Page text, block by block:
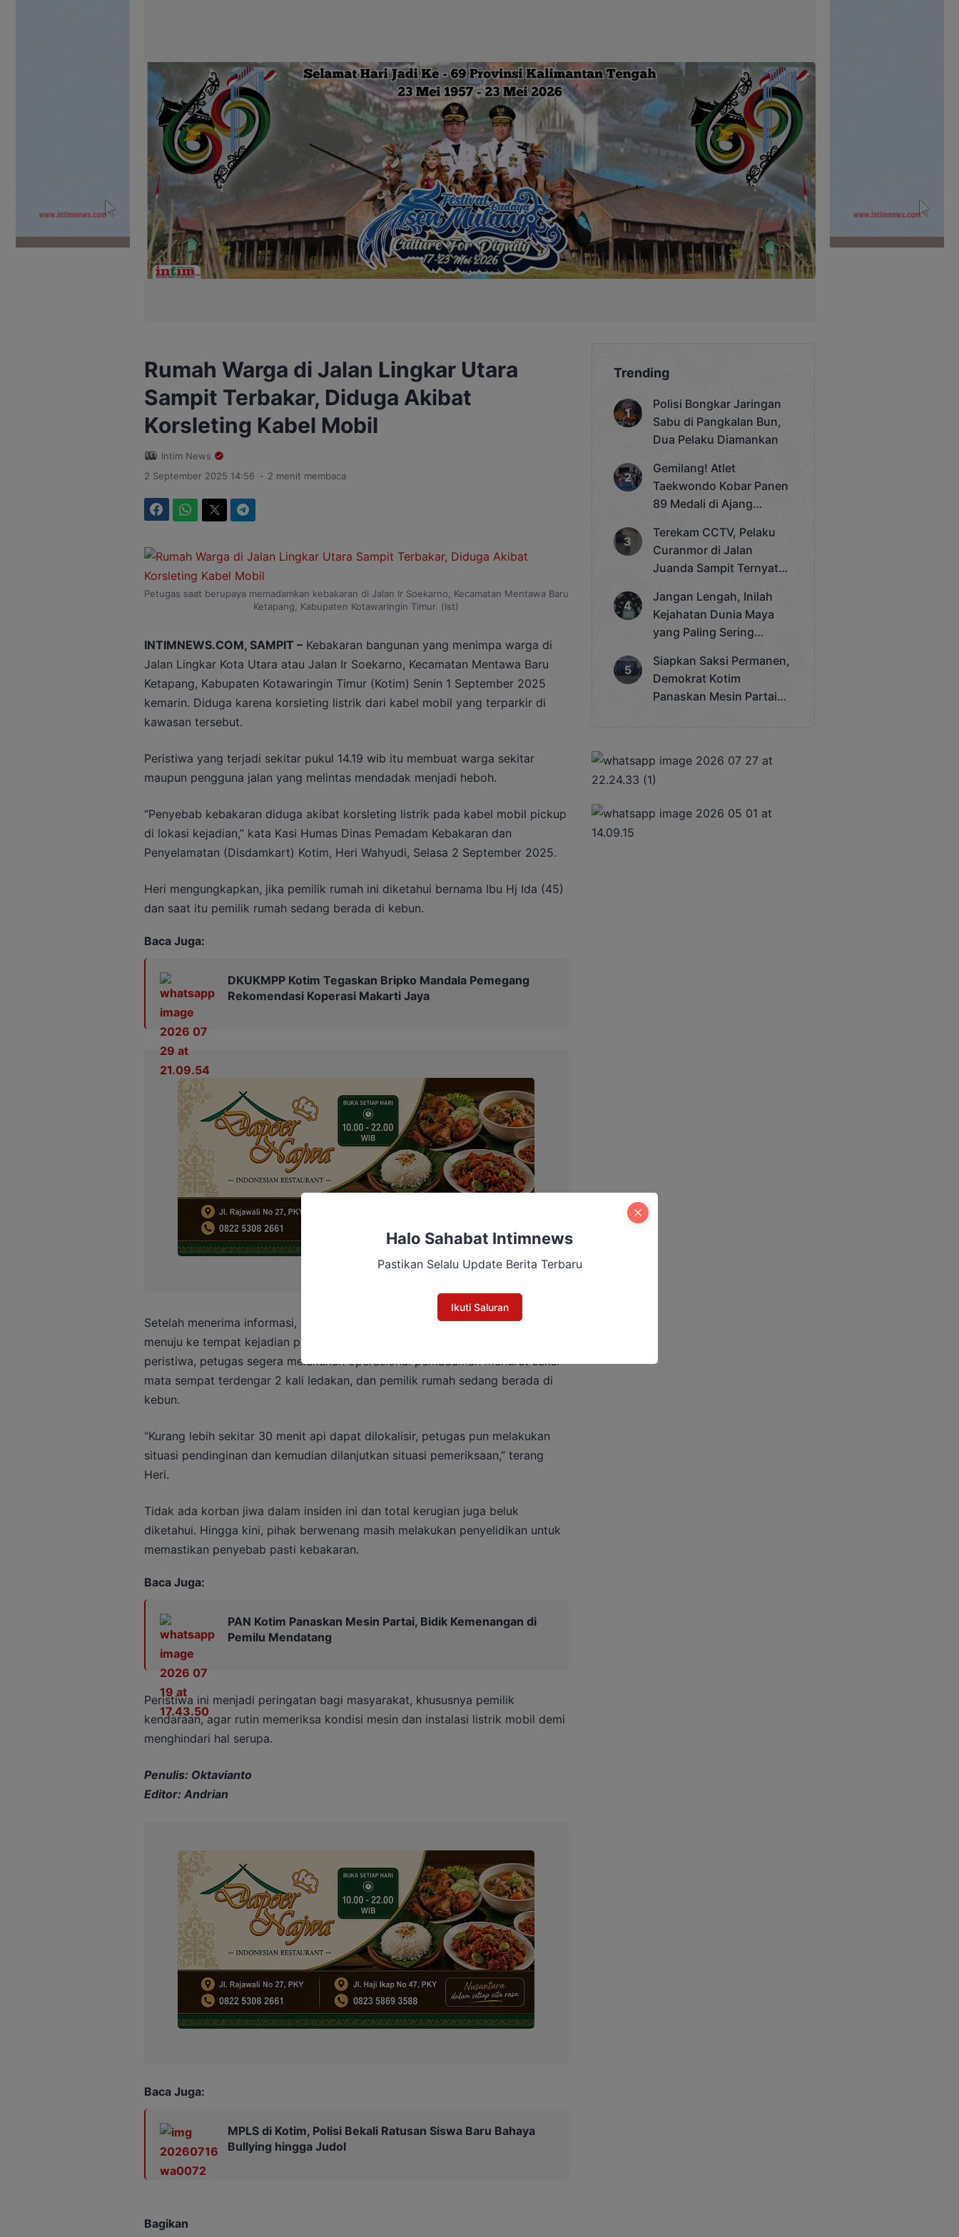
Rumah Warga di Jalan Lingkar Utara
Sampit Terbakar, Diduga Akibat
Korsleting Kabel Mobil
Intim News
2 September 2025 14:56 . 2 menit membaca
Petugas saat berupaya memadamkan kebakaran di Jalan Ir Soekarno, Kecamatan Mentawa Baru
Ketapang, Kabupaten Kotawaringin Timur. (Ist)
INTIMNEWS.COM, SAMPIT –Kebakaran bangunan yang menimpa warga di
Jalan Lingkar Kota Utara atau Jalan Ir Soekarno, Kecamatan Mentawa Baru
Ketapang, Kabupaten Kotawaringin Timur (Kotim) Senin 1 September 2025
kemarin. Diduga karena korsleting listrik dari kabel mobil yang terparkir di
kawasan tersebut.
Peristiwa yang terjadi sekitar pukul 14.19 wib itu membuat warga sekitar
maupun pengguna jalan yang melintas mendadak menjadi heboh.
“Penyebab kebakaran diduga akibat korsleting listrik pada kabel mobil pickup
di lokasi kejadian,” kata Kasi Humas Dinas Pemadam Kebakaran dan
Penyelamatan (Disdamkart) Kotim, Heri Wahyudi, Selasa 2 September 2025.
Heri mengungkapkan, jika pemilik rumah ini diketahui bernama Ibu Hj Ida (45)
dan saat itu pemilik rumah sedang berada di kebun.
Baca Juga:
DKUKMPP Kotim Tegaskan Bripko Mandala Pemegang
Rekomendasi Koperasi Makarti Jaya
‎Setelah menerima informasi, petugas langsung melakukan persiapan untuk
menuju ke tempat kejadian peristiwa. Setibanya unit di tempat kejadian
peristiwa, petugas segera melakukan operasional pemadaman menurut saksi
mata sempat terdengar 2 kali ledakan, dan pemilik rumah sedang berada di
kebun.
“Kurang lebih sekitar 30 menit api dapat dilokalisir, petugas pun melakukan
situasi pendinginan dan kemudian dilanjutkan situasi pemeriksaan,” terang
Heri.
Tidak ada korban jiwa dalam insiden ini dan total kerugian juga beluk
diketahui. Hingga kini, pihak berwenang masih melakukan penyelidikan untuk
memastikan penyebab pasti kebakaran.
Baca Juga:
PAN Kotim Panaskan Mesin Partai, Bidik Kemenangan di
Pemilu Mendatang
Peristiwa ini menjadi peringatan bagi masyarakat, khususnya pemilik
kendaraan, agar rutin memeriksa kondisi mesin dan instalasi listrik mobil demi
menghindari hal serupa.
Penulis: Oktavianto
Editor: Andrian
Baca Juga:
MPLS di Kotim, Polisi Bekali Ratusan Siswa Baru Bahaya
Bullying hingga Judol
Bagikan
Trending
Polisi Bongkar Jaringan
Sabu di Pangkalan Bun,
Dua Pelaku Diamankan
Gemilang! Atlet
Taekwondo Kobar Panen
89 Medali di Ajang
Cup 2025
Terekam CCTV, Pelaku
Curanmor di Jalan
Juanda Sampit Ternyata
Jangan Lengah, Inilah
Kejahatan Dunia Maya
yang Paling Sering
Siapkan Saksi Permanen,
Demokrat Kotim
Panaskan Mesin Partai
Halo Sahabat Intimnews
Pastikan Selalu Update Berita Terbaru
Ikuti Saluran